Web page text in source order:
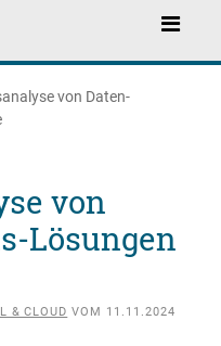
von Daten-
von
Lösungen
& CLOUD VOM 11.11.2024